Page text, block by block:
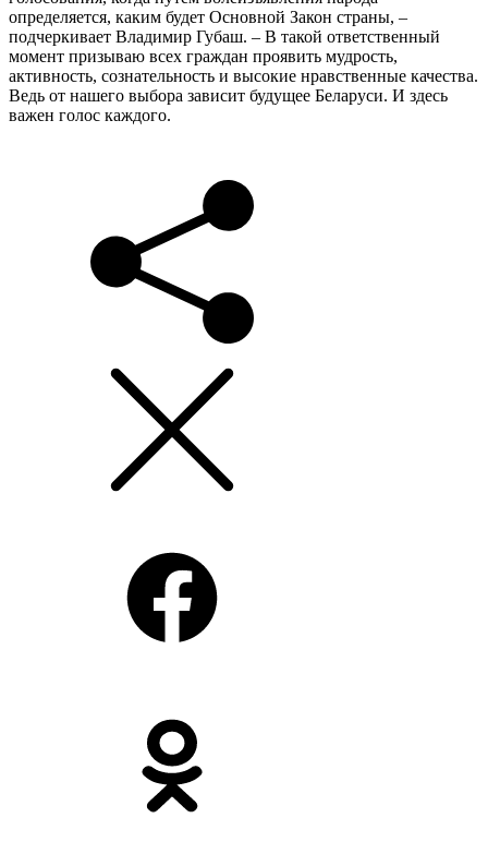
определяется, каким будет Основной Закон страны, –
подчеркивает Владимир Губаш. – В такой ответственный
момент призываю всех граждан проявить мудрость,
активность, сознательность и высокие нравственные качества.
Ведь от нашего выбора зависит будущее Беларуси. И здесь
важен голос каждого.